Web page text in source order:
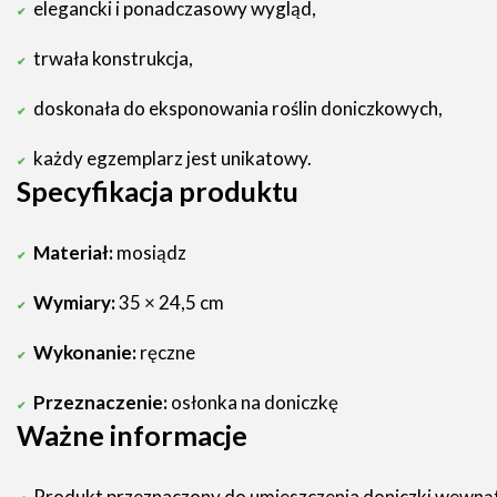
elegancki i ponadczasowy wygląd,
trwała konstrukcja,
doskonała do eksponowania roślin doniczkowych,
każdy egzemplarz jest unikatowy.
Specyfikacja produktu
Materiał:mosiądz
Wymiary:35 × 24,5 cm
Wykonanie:ręczne
Przeznaczenie:osłonka na doniczkę
Ważne informacje